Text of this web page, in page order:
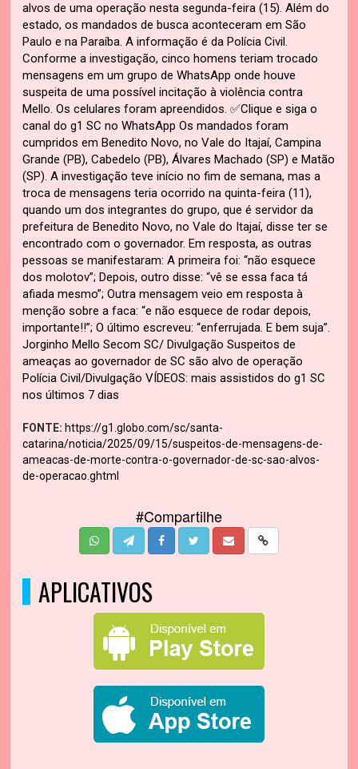
alvos de uma operação nesta segunda-feira (15). Além do
estado, os mandados de busca aconteceram em São
Paulo e na Paraíba. A informação é da Polícia Civil.
Conforme a investigação, cinco homens teriam trocado
mensagens em um grupo de WhatsApp onde houve
suspeita de uma possível incitação à violência contra
Mello. Os celulares foram apreendidos. ✅Clique e siga o
canal do g1 SC no WhatsApp Os mandados foram
cumpridos em Benedito Novo, no Vale do Itajaí, Campina
Grande (PB), Cabedelo (PB), Álvares Machado (SP) e Matão
(SP). A investigação teve início no fim de semana, mas a
troca de mensagens teria ocorrido na quinta-feira (11),
quando um dos integrantes do grupo, que é servidor da
prefeitura de Benedito Novo, no Vale do Itajaí, disse ter se
encontrado com o governador. Em resposta, as outras
pessoas se manifestaram: A primeira foi: “não esquece
dos molotov”; Depois, outro disse: “vê se essa faca tá
afiada mesmo”; Outra mensagem veio em resposta à
menção sobre a faca: “e não esquece de rodar depois,
importante!!”; O último escreveu: “enferrujada. E bem suja”.
Jorginho Mello Secom SC/ Divulgação Suspeitos de
ameaças ao governador de SC são alvo de operação
Polícia Civil/Divulgação VÍDEOS: mais assistidos do g1 SC
nos últimos 7 dias
FONTE: https://g1.globo.com/sc/santa-
catarina/noticia/2025/09/15/suspeitos-de-mensagens-de-
ameacas-de-morte-contra-o-governador-de-sc-sao-alvos-
de-operacao.ghtml
#Compartilhe
APLICATIVOS